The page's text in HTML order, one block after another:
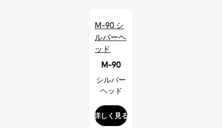
M-90 シ
ルバーヘ
ッド
M-90
シルバー
ヘッド
詳しく見る